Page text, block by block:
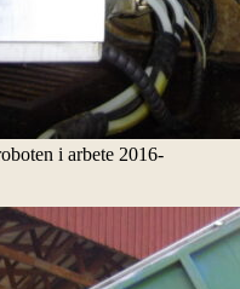
i arbete 2016-